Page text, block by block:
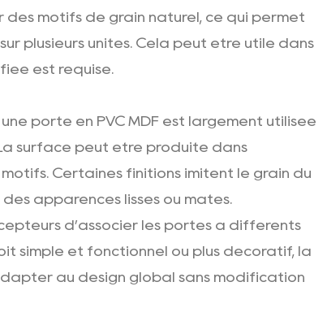
des motifs de grain naturel, ce qui permet
plusieurs unités. Cela peut être utile dans
est requise.
une porte en PVC MDF est largement utilisée
surface peut être produite dans
Certaines finitions imitent le grain du
apparences lisses ou mates.
d’associer les portes à différents
simple et fonctionnel ou plus décoratif, la
au design global sans modification